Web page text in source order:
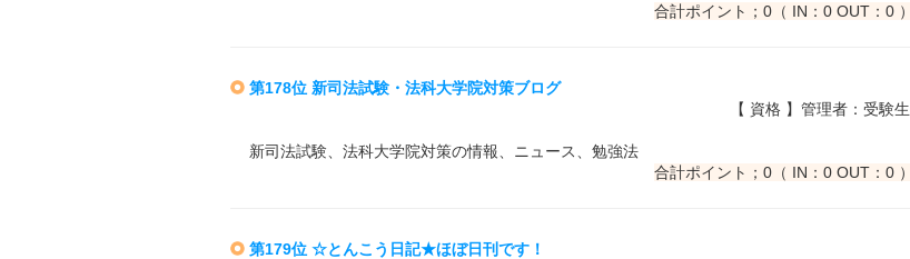
合計ポイント；0（ IN：0 OUT：0 ）
第178位 新司法試験・法科大学院対策ブログ
【 資格 】管理者：受験生
新司法試験、法科大学院対策の情報、ニュース、勉強法
合計ポイント；0（ IN：0 OUT：0 ）
第179位 ☆とんこう日記★ほぼ日刊です！